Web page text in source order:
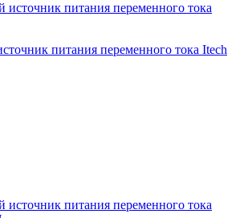
питания переменного тока Itech